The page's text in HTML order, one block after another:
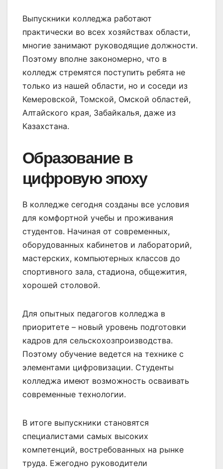
Выпускники колледжа работают
практически во всех хозяйствах области,
многие занимают руководящие должности.
Поэтому вполне закономерно, что в
колледж стремятся поступить ребята не
только из нашей области, но и соседи из
Кемеровской, Томской, Омской областей,
Алтайского края, Забайкалья, даже из
Казахстана.
Образование в
цифровую эпоху
В колледже сегодня созданы все условия
для комфортной учебы и проживания
студентов. Начиная от современных,
оборудованных кабинетов и лабораторий,
мастерских, компьютерных классов до
спортивного зала, стадиона, общежития,
хорошей столовой.
Для опытных педагогов колледжа в
приоритете – новый уровень подготовки
кадров для сельскохозпроизводства.
Поэтому обучение ведется на технике с
элементами цифровизации. Студенты
колледжа имеют возможность осваивать
современные технологии.
В итоге выпускники становятся
специалистами самых высоких
компетенций, востребованных на рынке
труда. Ежегодно руководители